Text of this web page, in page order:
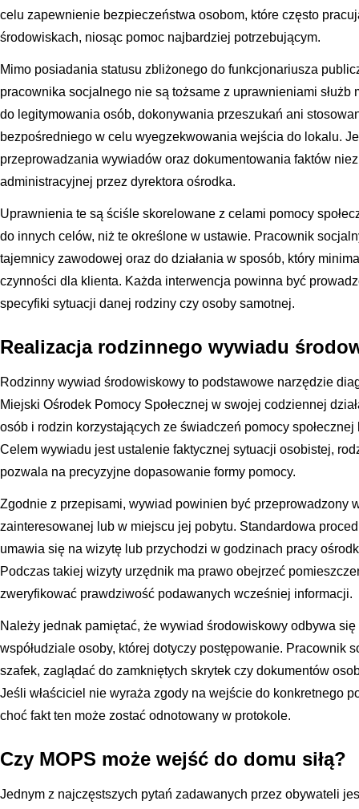
celu zapewnienie bezpieczeństwa osobom, które często
środowiskach, niosąc pomoc najbardziej potrzebującym.
Mimo posiadania statusu zbliżonego do funkcjonariusza
pracownika socjalnego nie są tożsame z uprawnieniami
do legitymowania osób, dokonywania przeszukań ani
bezpośredniego w celu wyegzekwowania wejścia do lokalu.
przeprowadzania wywiadów oraz dokumentowania faktów
administracyjnej przez dyrektora ośrodka.
Uprawnienia te są ściśle skorelowane z celami pomocy
do innych celów, niż te określone w ustawie. Pracownik
tajemnicy zawodowej oraz do działania w sposób, który
czynności dla klienta. Każda interwencja powinna być
specyfiki sytuacji danej rodziny czy osoby samotnej.
Realizacja rodzinnego wywiadu
Rodzinny wywiad środowiskowy to podstawowe narzędzie
Miejski Ośrodek Pomocy Społecznej w swojej codziennej
osób i rodzin korzystających ze świadczeń pomocy
Celem wywiadu jest ustalenie faktycznej sytuacji osobistej,
pozwala na precyzyjne dopasowanie formy pomocy.
Zgodnie z przepisami, wywiad powinien być przeprowadzony
zainteresowanej lub w miejscu jej pobytu. Standardowa
umawia się na wizytę lub przychodzi w godzinach pracy
Podczas takiej wizyty urzędnik ma prawo obejrzeć
zweryfikować prawdziwość podawanych wcześniej informacji.
Należy jednak pamiętać, że wywiad środowiskowy odbywa
współudziale osoby, której dotyczy postępowanie. Pracownik
szafek, zaglądać do zamkniętych skrytek czy dokumentów
Jeśli właściciel nie wyraża zgody na wejście do konkretnego
choć fakt ten może zostać odnotowany w protokole.
Czy MOPS może wejść do domu siłą?
Jednym z najczęstszych pytań zadawanych przez obywateli